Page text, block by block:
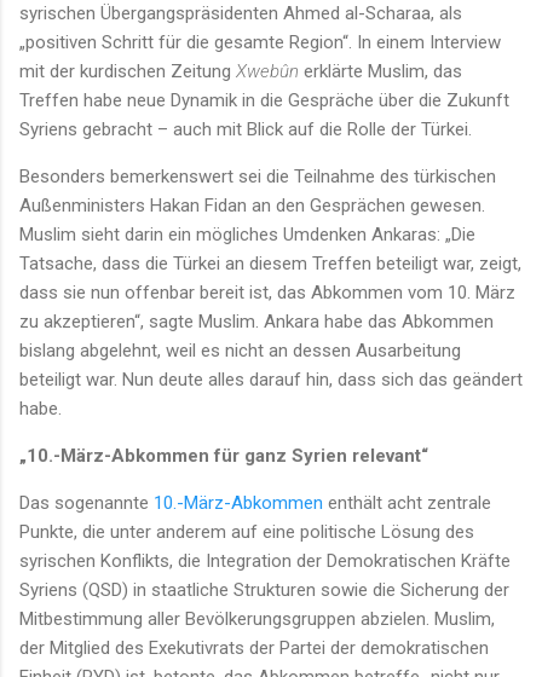
syrischen Übergangspräsidenten Ahmed al-Scharaa, als
„positiven Schritt für die gesamte Region“. In einem Interview
mit der kurdischen Zeitung Xwebûn erklärte Muslim, das
Treffen habe neue Dynamik in die Gespräche über die Zukunft
Syriens gebracht – auch mit Blick auf die Rolle der Türkei.
Besonders bemerkenswert sei die Teilnahme des türkischen
Außenministers Hakan Fidan an den Gesprächen gewesen.
Muslim sieht darin ein mögliches Umdenken Ankaras: „Die
Tatsache, dass die Türkei an diesem Treffen beteiligt war, zeigt,
dass sie nun offenbar bereit ist, das Abkommen vom 10. März
zu akzeptieren“, sagte Muslim. Ankara habe das Abkommen
bislang abgelehnt, weil es nicht an dessen Ausarbeitung
beteiligt war. Nun deute alles darauf hin, dass sich das geändert
habe.
„10.-März-Abkommen für ganz Syrien relevant“
Das sogenannte 10.-März-Abkommen enthält acht zentrale
Punkte, die unter anderem auf eine politische Lösung des
syrischen Konflikts, die Integration der Demokratischen Kräfte
Syriens (QSD) in staatliche Strukturen sowie die Sicherung der
Mitbestimmung aller Bevölkerungsgruppen abzielen. Muslim,
der Mitglied des Exekutivrats der Partei der demokratischen